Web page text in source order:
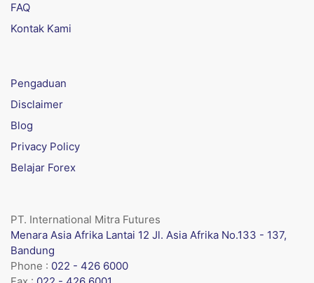
FAQ
Kontak Kami
Pengaduan
Disclaimer
Blog
Privacy Policy
Belajar Forex
PT. International Mitra Futures
Menara Asia Afrika Lantai 12 Jl. Asia Afrika No.133 - 137,
Bandung
Phone : 022 - 426 6000